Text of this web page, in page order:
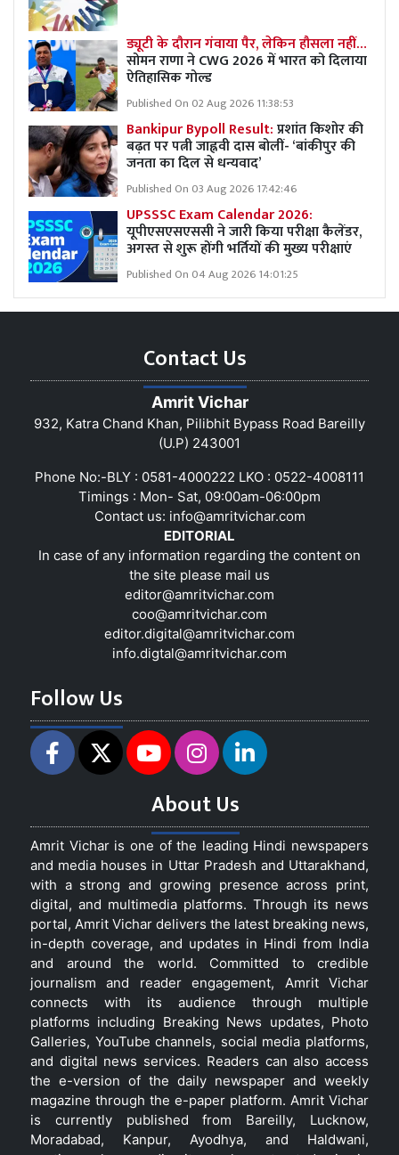
ड्यूटी के दौरान गंवाया पैर, लेकिन हौसला नहीं…
सोमन राणा ने CWG 2026 में भारत को दिलाया
ऐतिहासिक गोल्ड
Published On 02 Aug 2026 11:38:53
Bankipur Bypoll Result:प्रशांत किशोर की
बढ़त पर पत्नी जाह्नवी दास बोलीं- ‘बांकीपुर की
जनता का दिल से धन्यवाद’
Published On 03 Aug 2026 17:42:46
UPSSSC Exam Calendar 2026:
यूपीएसएसएससी ने जारी किया परीक्षा कैलेंडर,
अगस्त से शुरू होंगी भर्तियों की मुख्य परीक्षाएं
Published On 04 Aug 2026 14:01:25
Contact Us
Amrit Vichar
932, Katra Chand Khan, Pilibhit Bypass Road Bareilly
(U.P) 243001
Phone No:-BLY : 0581-4000222 LKO : 0522-4008111
Timings : Mon- Sat, 09:00am-06:00pm
Contact us: info@amritvichar.com
EDITORIAL
In case of any information regarding the content on
the site please mail us
editor@amritvichar.com
coo@amritvichar.com
editor.digital@amritvichar.com
info.digtal@amritvichar.com
Follow Us
About Us
Amrit Vichar is one of the leading Hindi newspapers
and media houses in Uttar Pradesh and Uttarakhand,
with a strong and growing presence across print,
digital, and multimedia platforms. Through its news
portal, Amrit Vichar delivers the latest breaking news,
in-depth coverage, and updates in Hindi from India
and around the world. Committed to credible
journalism and reader engagement, Amrit Vichar
connects with its audience through multiple
platforms including Breaking News updates, Photo
Galleries, YouTube channels, social media platforms,
and digital news services. Readers can also access
the e-version of the daily newspaper and weekly
magazine through the e-paper platform. Amrit Vichar
is currently published from Bareilly, Lucknow,
Moradabad, Kanpur, Ayodhya, and Haldwani,